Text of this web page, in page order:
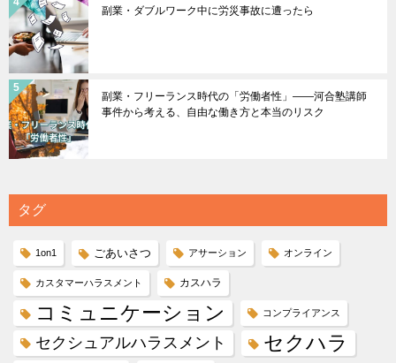
副業・ダブルワーク中に労災事故に遭ったら
副業・フリーランス時代の「労働者性」――河合塾講師
事件から考える、自由な働き方と本当のリスク
タグ
1on1 ごあいさつ アサーション オンライン
カスタマーハラスメント カスハラ
コミュニケーション コンプライアンス
セクシュアルハラスメント セクハラ